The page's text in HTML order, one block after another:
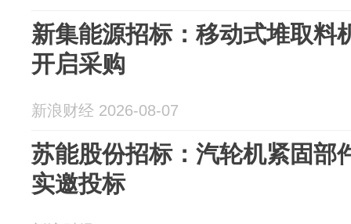
新集能源招标：移动式堆取料
开启采购
新浪财经 2026-08-07
苏能股份招标：汽轮机紧固部
实邀投标